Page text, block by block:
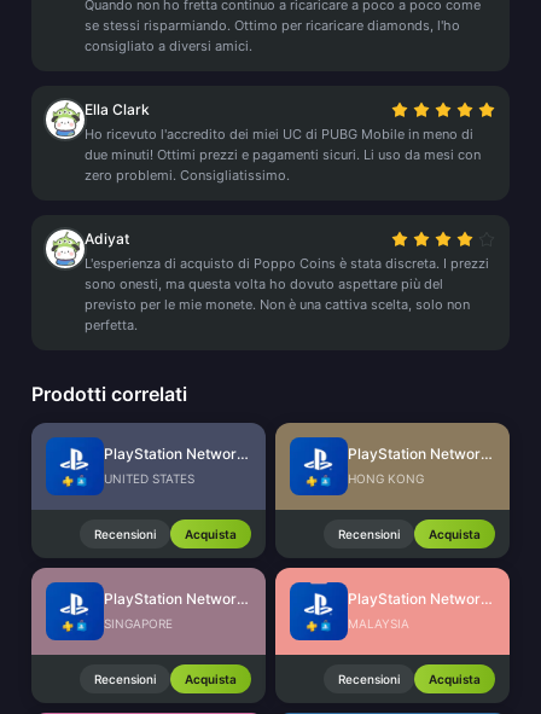
Quando non ho fretta continuo a ricaricare a poco a poco come
se stessi risparmiando. Ottimo per ricaricare diamonds, l'ho
consigliato a diversi amici.
Ella Clark
Ho ricevuto l'accredito dei miei UC di PUBG Mobile in meno di
due minuti! Ottimi prezzi e pagamenti sicuri. Li uso da mesi con
zero problemi. Consigliatissimo.
Adiyat
L'esperienza di acquisto di Poppo Coins è stata discreta. I prezzi
sono onesti, ma questa volta ho dovuto aspettare più del
previsto per le mie monete. Non è una cattiva scelta, solo non
perfetta.
Prodotti correlati
PlayStation Network Card (US)
UNITED STATES
Recensioni Acquista
PlayStation Network Card (HK)
HONG KONG
Recensioni Acquista
PlayStation Network Card (SG)
SINGAPORE
Recensioni Acquista
PlayStation Network Card (MY)
MALAYSIA
Recensioni Acquista